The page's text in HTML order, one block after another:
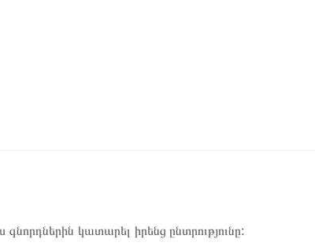
կատարել իրենց ընտրությունը: